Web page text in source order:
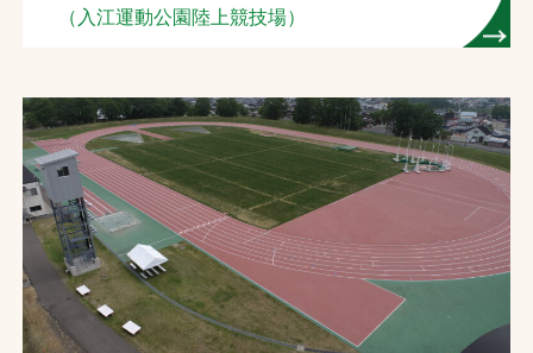
（入江運動公園陸上競技場）